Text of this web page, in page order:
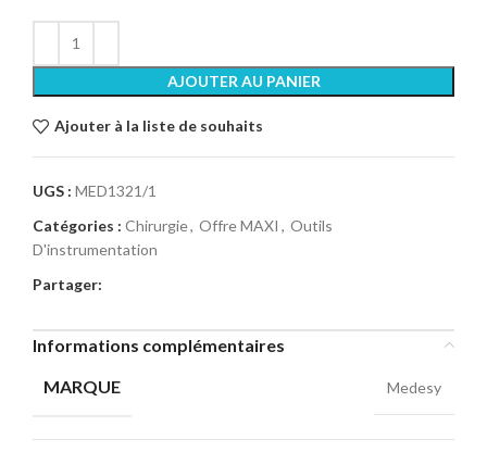
AJOUTER AU PANIER
Ajouter à la liste de souhaits
UGS : MED1321/1
Catégories : Chirurgie, Offre MAXI , Outils
D'instrumentation
Partager:
Informations complémentaires
MARQUE
Medesy